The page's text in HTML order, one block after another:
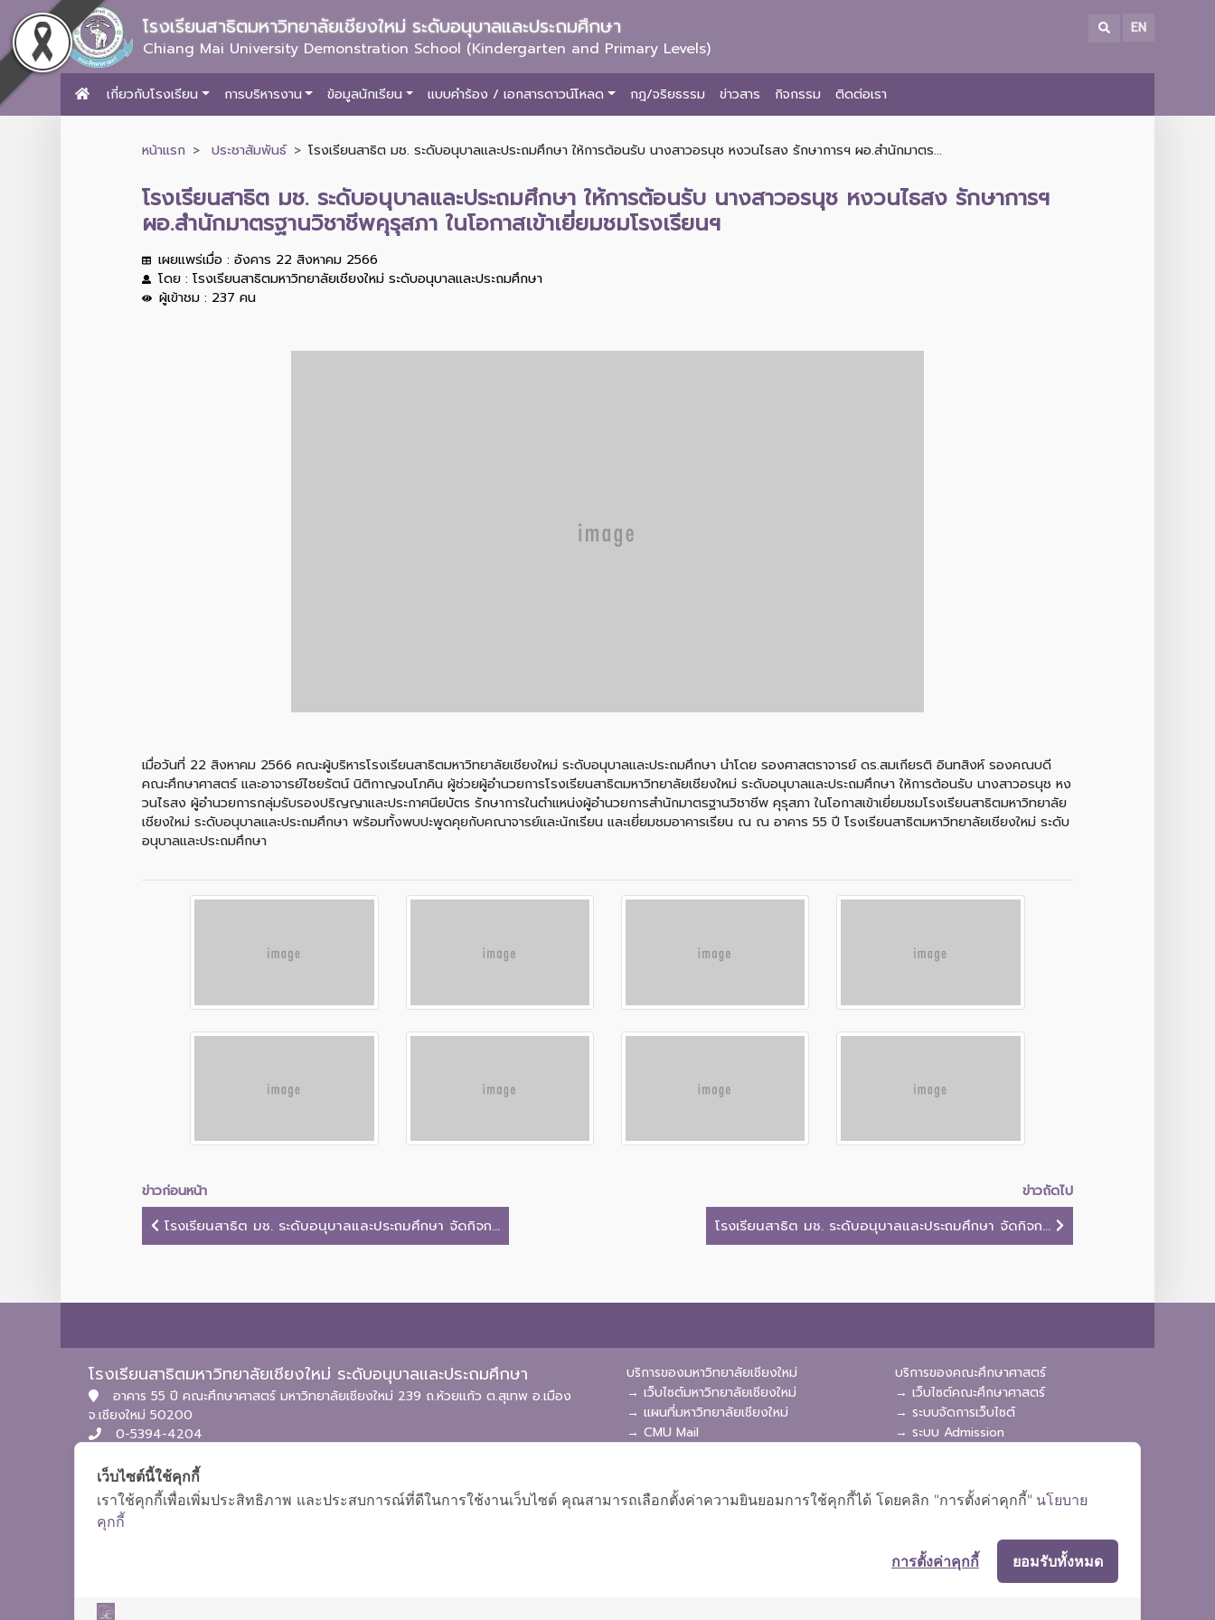
โรงเรียนสาธิตมหาวิทยาลัยเชียงใหม่ ระดับอนุบาลและประถมศึกษา
Chiang Mai University Demonstration School (Kindergarten and Primary Levels)
EN
เกี่ยวกับโรงเรียน การบริหารงาน ข้อมูลนักเรียน แบบคำร้อง / เอกสารดาวน์โหลด กฎ/จริยธรรม ข่าวสาร กิจกรรม ติดต่อเรา
หน้าแรก ประชาสัมพันธ์ โรงเรียนสาธิต มช. ระดับอนุบาลและประถมศึกษา ให้การต้อนรับ นางสาวอรนุช หงวนไธสง รักษาการฯ ผอ.สำนักมาตร...
โรงเรียนสาธิต มช. ระดับอนุบาลและประถมศึกษา ให้การต้อนรับ นางสาวอรนุช หงวนไธสง รักษาการฯ
ผอ.สำนักมาตรฐานวิชาชีพคุรุสภา ในโอกาสเข้าเยี่ยมชมโรงเรียนฯ
เผยแพร่เมื่อ : อังคาร 22 สิงหาคม 2566
โดย : โรงเรียนสาธิตมหาวิทยาลัยเชียงใหม่ ระดับอนุบาลและประถมศึกษา
ผู้เข้าชม : 237 คน
เมื่อวันที่ 22 สิงหาคม 2566 คณะผู้บริหารโรงเรียนสาธิตมหาวิทยาลัยเชียงใหม่ ระดับอนุบาลและประถมศึกษา นำโดย รองศาสตราจารย์ ดร.สมเกียรติ อินทสิงห์ รองคณบดี
คณะศึกษาศาสตร์ และอาจารย์ไชยรัตน์ นิติกาญจนโภคิน ผู้ช่วยผู้อำนวยการโรงเรียนสาธิตมหาวิทยาลัยเชียงใหม่ ระดับอนุบาลและประถมศึกษา ให้การต้อนรับ นางสาวอรนุช หง
วนไธสง ผู้อำนวยการกลุ่มรับรองปริญญาและประกาศนียบัตร รักษาการในตำแหน่งผู้อำนวยการสำนักมาตรฐานวิชาชีพ คุรุสภา ในโอกาสเข้าเยี่ยมชมโรงเรียนสาธิตมหาวิทยาลัย
เชียงใหม่ ระดับอนุบาลและประถมศึกษา พร้อมทั้งพบปะพูดคุยกับคณาจารย์และนักเรียน และเยี่ยมชมอาคารเรียน ณ ณ อาคาร 55 ปี โรงเรียนสาธิตมหาวิทยาลัยเชียงใหม่ ระดับ
อนุบาลและประถมศึกษา
ข่าวก่อนหน้า
ข่าวถัดไป
โรงเรียนสาธิต มช. ระดับอนุบาลและประถมศึกษา จัดกิจก...
โรงเรียนสาธิต มช. ระดับอนุบาลและประถมศึกษา จัดกิจก...
โรงเรียนสาธิตมหาวิทยาลัยเชียงใหม่ ระดับอนุบาลและประถมศึกษา
อาคาร 55 ปี คณะศึกษาศาสตร์ มหาวิทยาลัยเชียงใหม่ 239 ถ.ห้วยแก้ว ต.สุเทพ อ.เมือง
จ.เชียงใหม่ 50200
0-5394-4204
บริการของมหาวิทยาลัยเชียงใหม่
→ เว็บไซต์มหาวิทยาลัยเชียงใหม่
→ แผนที่มหาวิทยาลัยเชียงใหม่
→ CMU Mail
→ CMU WiFi
บริการของคณะศึกษาศาสตร์
→ เว็บไซต์คณะศึกษาศาสตร์
→ ระบบจัดการเว็บไซต์
→ ระบบ Admission
เว็บไซต์นี้ใช้คุกกี้
เราใช้คุกกี้เพื่อเพิ่มประสิทธิภาพ และประสบการณ์ที่ดีในการใช้งานเว็บไซต์ คุณสามารถเลือกตั้งค่าความยินยอมการใช้คุกกี้ได้ โดยคลิก "การตั้งค่าคุกกี้" นโยบาย
คุกกี้
ยอมรับทั้งหมด
การตั้งค่าคุกกี้